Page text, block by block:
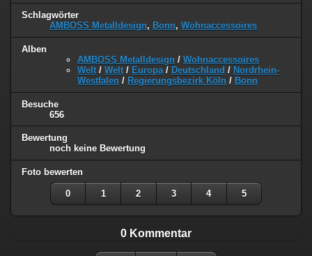
Schlagwörter
AMBOSS Metalldesign, Bonn, Wohnaccessoires
Alben
AMBOSS Metalldesign / Wohnaccessoires
Welt / Welt / Europa / Deutschland / Nordrhein-
Westfalen / Regierungsbezirk Köln / Bonn
Besuche
656
Bewertung
noch keine Bewertung
Foto bewerten
0 1 2 3 4 5
0 Kommentar